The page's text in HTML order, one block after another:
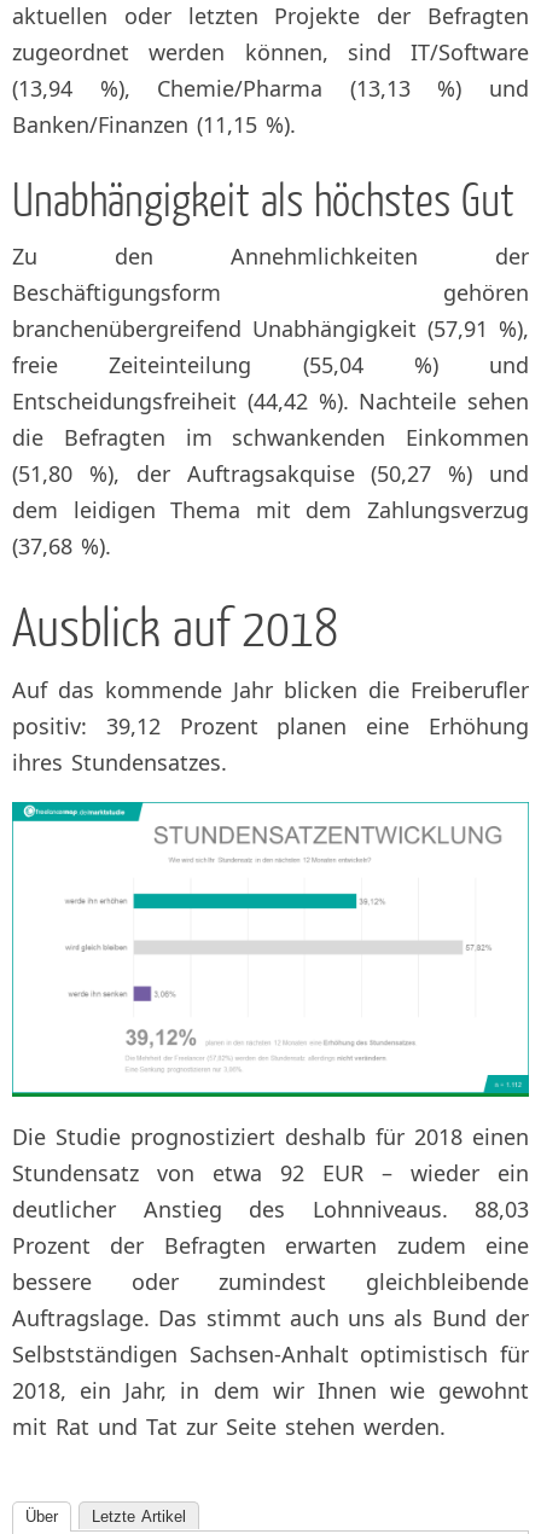
aktuellen oder letzten Projekte der Befragten
zugeordnet werden können, sind IT/Software
(13,94 %), Chemie/Pharma (13,13 %) und
Banken/Finanzen (11,15 %).
Unabhängigkeit als höchstes Gut
Zu den Annehmlichkeiten der
Beschäftigungsform gehören
branchenübergreifend Unabhängigkeit (57,91 %),
freie Zeiteinteilung (55,04 %) und
Entscheidungsfreiheit (44,42 %). Nachteile sehen
die Befragten im schwankenden Einkommen
(51,80 %), der Auftragsakquise (50,27 %) und
dem leidigen Thema mit dem Zahlungsverzug
(37,68 %).
Ausblick auf 2018
Auf das kommende Jahr blicken die Freiberufler
positiv: 39,12 Prozent planen eine Erhöhung
ihres Stundensatzes.
Die Studie prognostiziert deshalb für 2018 einen
Stundensatz von etwa 92 EUR – wieder ein
deutlicher Anstieg des Lohnniveaus. 88,03
Prozent der Befragten erwarten zudem eine
bessere oder zumindest gleichbleibende
Auftragslage. Das stimmt auch uns als Bund der
Selbstständigen Sachsen-Anhalt optimistisch für
2018, ein Jahr, in dem wir Ihnen wie gewohnt
mit Rat und Tat zur Seite stehen werden.
Über Letzte Artikel